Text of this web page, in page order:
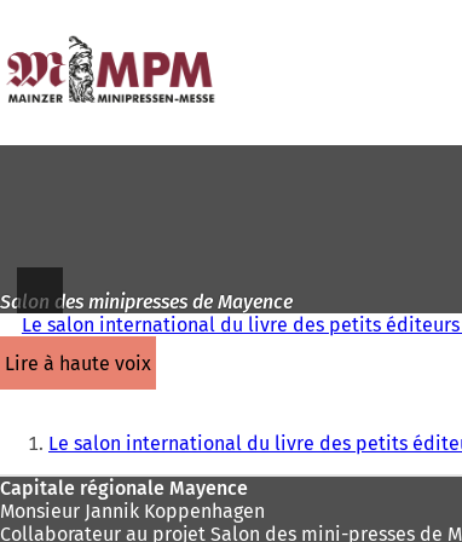
Accéder au contenu
page
d'accueil
Salon des minipresses de Mayence
Le salon international du livre des petits
lire à haute voix
Vous
êtes
ici
:
Le salon international du livre des petits
Pied
de
Capitale régionale Mayence
Monsieur Jannik Koppenhagen
Collaborateur au projet Salon des mini-presses de